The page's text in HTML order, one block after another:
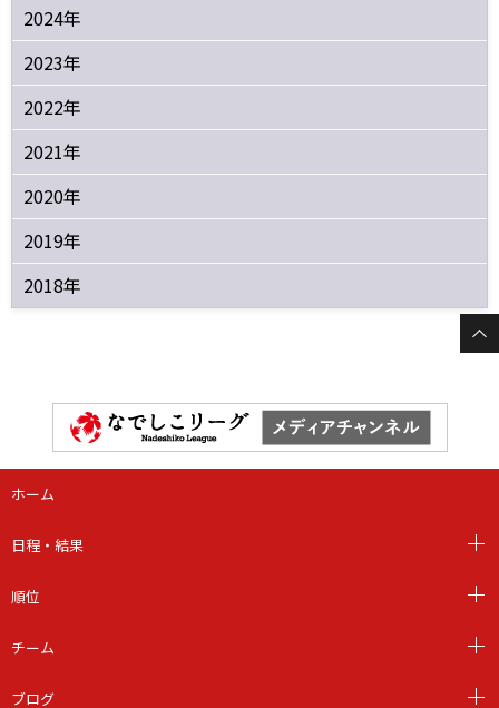
2024年
2023年
2022年
2021年
2020年
2019年
2018年
ホーム
日程・結果
順位
チーム
ブログ